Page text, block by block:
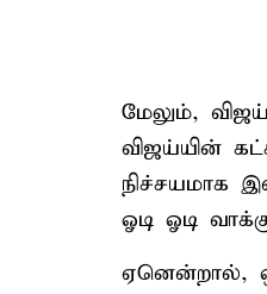
மேலும்,
விஜய்யின்
நிச்சயமாக
ஓடி ஓடி
ஏனென்றால்,